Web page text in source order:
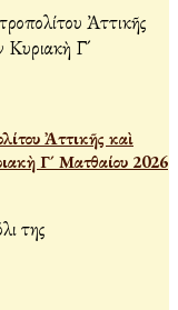
Ἀττικῆς καὶ
Γ´ Ματθαίου 2026